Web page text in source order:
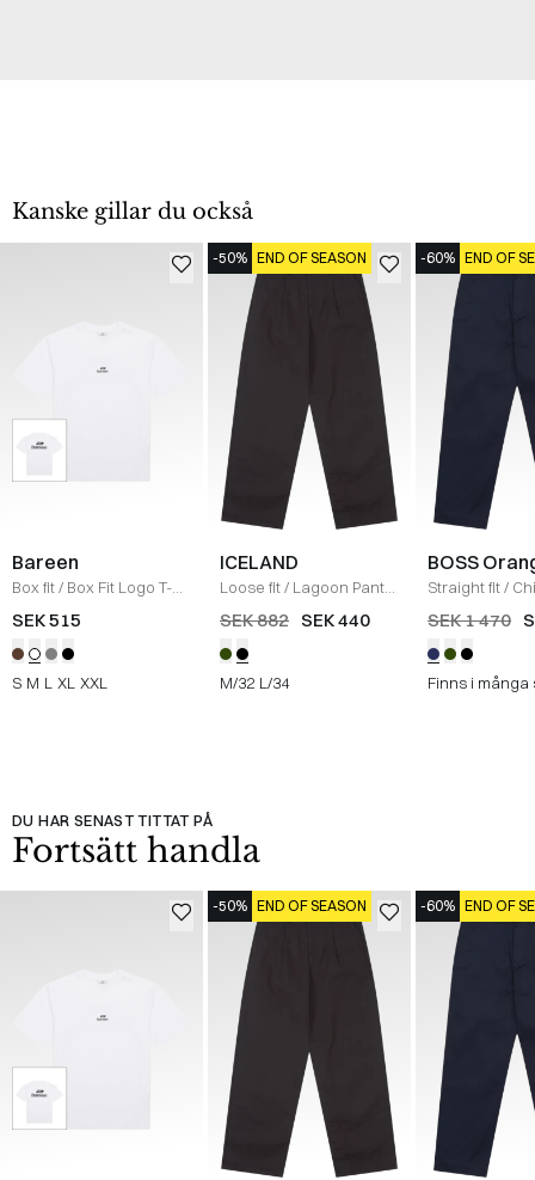
Kanske gillar du också
Bareen
Box fit/ Box Fit Logo T-
shirt /WHITE
SEK 515
S M L XL XXL
-50% END OF SEASON
ICELAND
Loose fit/ Lagoon Pants
/ BLACK
SEK 882 SEK 440
M/32 L/34
-60% END OF
BOSS
Straight fit/
Straight
NAVY
SEK 1 470
Finns i
DU HAR SENAST TITTAT PÅ
Fortsätt handla
-50% END OF SEASON -60% END OF